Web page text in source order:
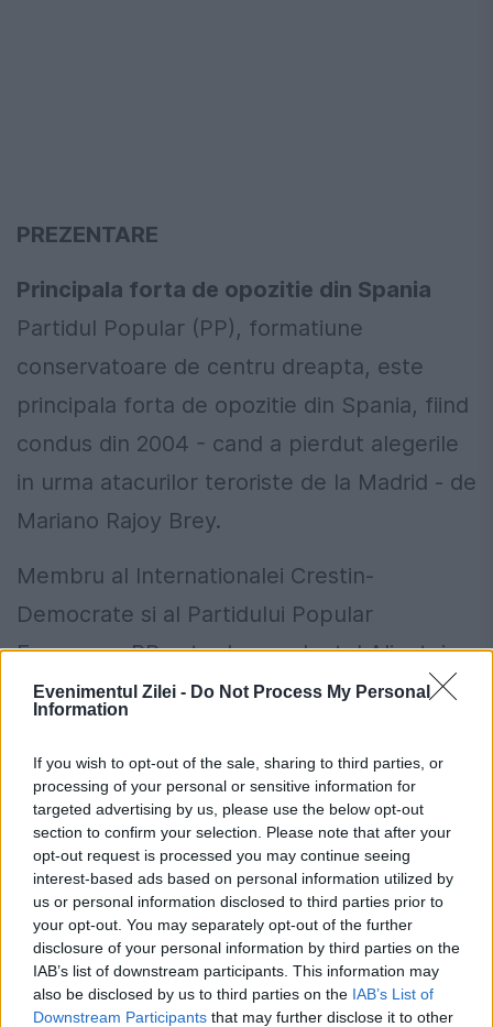
Evenimentul Zilei - Do Not Process My Personal
Information
If you wish to opt-out of the sale, sharing to third parties, or
processing of your personal or sensitive information for
targeted advertising by us, please use the below opt-out
section to confirm your selection. Please note that after your
opt-out request is processed you may continue seeing
interest-based ads based on personal information utilized by
us or personal information disclosed to third parties prior to
your opt-out. You may separately opt-out of the further
disclosure of your personal information by third parties on the
IAB’s list of downstream participants. This information may
also be disclosed by us to third parties on the IAB’s List of
Downstream Participants that may further disclose it to other
PREZENTARE
Principala forta de opozitie din Spania
Partidul Popular (PP), formatiune
conservatoare de centru dreapta, este
principala forta de opozitie din Spania, fiind
condus din 2004 - cand a pierdut alegerile
in urma atacurilor teroriste de la Madrid - de
Mariano Rajoy Brey.
Membru al Internationalei Crestin-
Democrate si al Partidului Popular
European, PP este descendentul Aliantei
Populare, o formatiune conservatoare
dictatorului Francisco Franco.